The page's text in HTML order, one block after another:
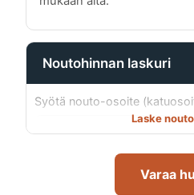
Noutohinnan laskuri
Syötä nouto-osoite
Laske
Varaa